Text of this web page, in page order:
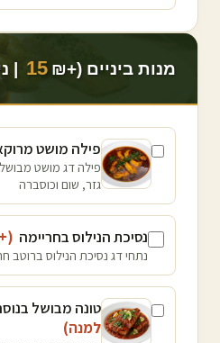
מנות ביניים (+₪ 15
|
פילה מושט
פילה דג מושט
גזר, שום וכוסברה
נסיכת הנילוס בחריימה (+₪
נתחי דג נסיכת הנילוס ברוטב
טונה מבושל
למנה)